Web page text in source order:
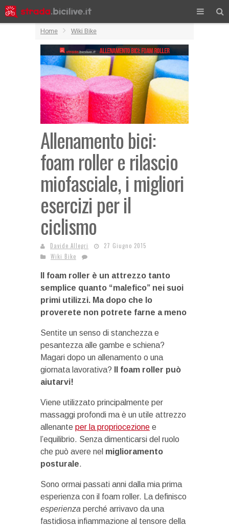
Home Wiki Bike
Allenamento bici:
foam roller e rilascio
miofasciale, i migliori
esercizi per il
ciclismo
Davide Allegri
27 Giugno 2015
Wiki Bike
Il foam roller è un attrezzo tanto
semplice quanto “malefico” nei suoi
primi utilizzi. Ma dopo che lo
proverete non potrete farne a meno
Sentite un senso di stanchezza e
pesantezza alle gambe e schiena?
Magari dopo un allenamento o una
giornata lavorativa?
Il foam roller può
aiutarvi!
Viene utilizzato principalmente per
massaggi profondi ma è un utile attrezzo
allenante per la propriocezione e
l’equilibrio. Senza dimenticarsi del ruolo
che può avere nel miglioramento
posturale.
Sono ormai passati anni dalla mia prima
esperienza con il foam roller. La definisco
esperienza perché arrivavo da una
fastidiosa infiammazione al tensore della